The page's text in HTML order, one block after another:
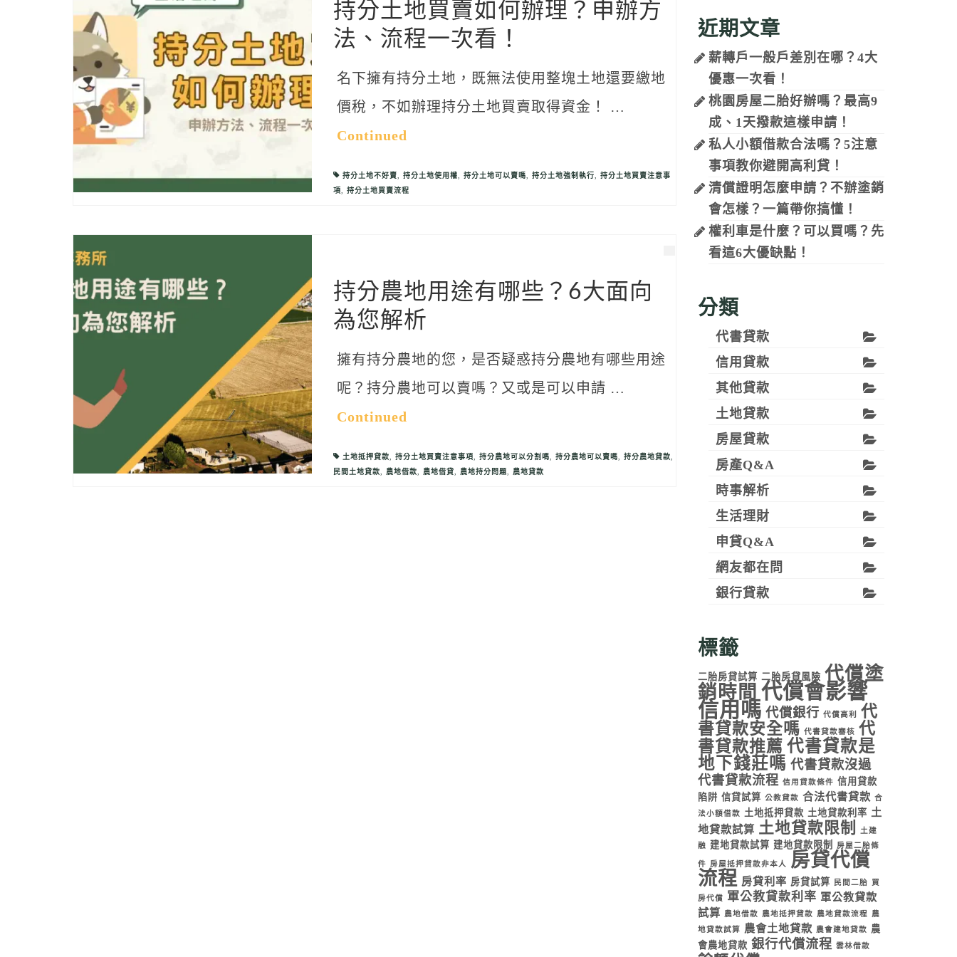
持分土地買賣如何辦理？申辦方
法、流程一次看！
名下擁有持分土地，既無法使用整塊土地還要繳地
價稅，不如辦理持分土地買賣取得資金！ …
Continued
持分土地不好賣, 持分土地使用權, 持分土地可以賣嗎, 持分土地強制執行, 持分土地買賣注意事
項, 持分土地買賣流程
持分農地用途有哪些？6大面向
為您解析
擁有持分農地的您，是否疑惑持分農地有哪些用途
呢？持分農地可以賣嗎？又或是可以申請 …
Continued
土地抵押貸款, 持分土地買賣注意事項, 持分農地可以分割嗎, 持分農地可以賣嗎, 持分農地貸款,
民間土地貸款, 農地借款, 農地借貸, 農地持分問題, 農地貸款
近期文章
薪轉戶一般戶差別在哪？4大
優惠一次看！
桃園房屋二胎好辦嗎？最高9
成、1天撥款這樣申請！
私人小額借款合法嗎？5注意
事項教你避開高利貸！
清償證明怎麼申請？不辦塗銷
會怎樣？一篇帶你搞懂！
權利車是什麼？可以買嗎？先
看這6大優缺點！
分類
代書貸款
信用貸款
其他貸款
土地貸款
房屋貸款
房產Q&A
時事解析
生活理財
申貸Q&A
網友都在問
銀行貸款
標籤
二胎房貸試算 二胎房貸風險 代償塗
銷時間 代償會影響
信用嗎 代償銀行 代償高利
代
書貸款安全嗎 代書貸款審核 代
書貸款推薦 代書貸款是
地下錢莊嗎 代書貸款沒過
代書貸款流程 信用貸款條件 信用貸款
陷阱 信貸試算 公教貸款 合法代書貸款 合
法小額借款 土地抵押貸款 土地貸款利率 土
地貸款試算 土地貸款限制
土建
融
建地貸款試算 建地貸款限制 房屋二胎條
件 房屋抵押貸款非本人
房貸代償
流程 房貸利率 房貸試算 民間二胎
買
房代償
軍公教貸款利率 軍公教貸款
試算
農地借款 農地抵押貸款 農地貸款流程
農
地貸款試算
農會土地貸款 農會建地貸款
農
會農地貸款 銀行代償流程 雲林借款